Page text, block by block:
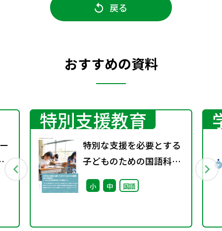
戻る
おすすめの資料
特別支援教育
特別な支援を必要とする
子どものための国語科の
自作教材 ～「みんなの教
材掲示板」のご投稿より
小 中 国語